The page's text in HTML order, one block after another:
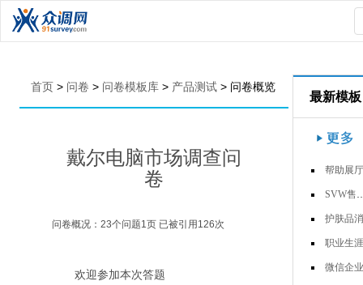
首页 > 问卷 > 问卷模板库 > 产品测试 > 问卷概览
戴尔电脑市场调查问
卷
问卷概况：23个问题1页 已被引用 126次
欢迎参加本次答题
最新模板
帮助展厅销售的材料有哪些
SVW售后非技术培训专项问卷-车…
护肤品消费者调查
职业生涯人物访谈
微信企业号调查问卷